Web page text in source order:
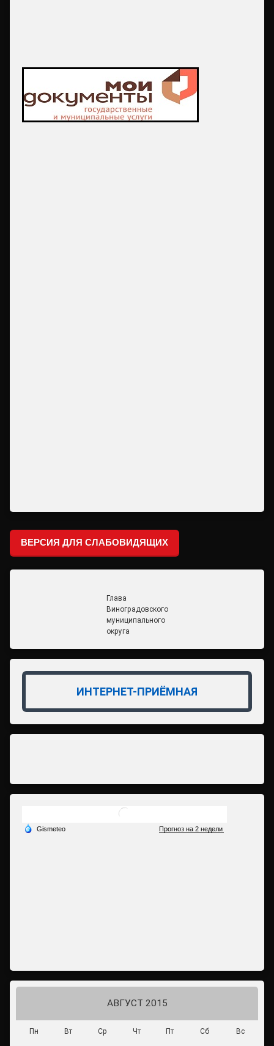
ВЕРСИЯ ДЛЯ СЛАБОВИДЯЩИХ
Глава
Виноградовского
муниципального
округа
ИНТЕРНЕТ-ПРИЁМНАЯ
АВГУСТ 2015
Пн Вт Ср Чт Пт Сб Вс